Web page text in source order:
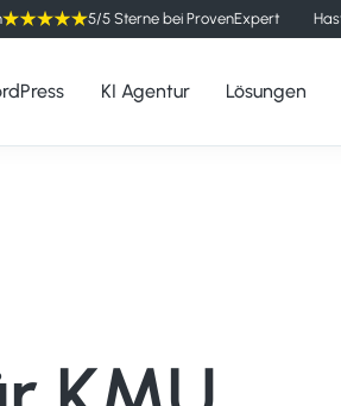
5/5 Sterne bei ProvenExpert
KI Agentur Lösungen